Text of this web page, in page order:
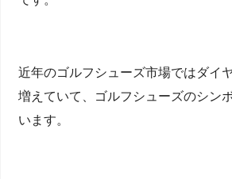
近年のゴルフシューズ市場ではダイ
増えていて、ゴルフシューズのシン
います。